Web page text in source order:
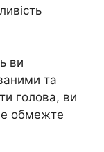
ви
та
голова, ви
обмежте